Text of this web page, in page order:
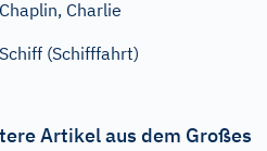
Chaplin, Charlie
Schiff (Schifffahrt)
Artikel aus dem Großes